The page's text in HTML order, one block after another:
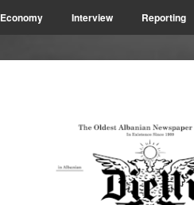
Economy Interview Reporting